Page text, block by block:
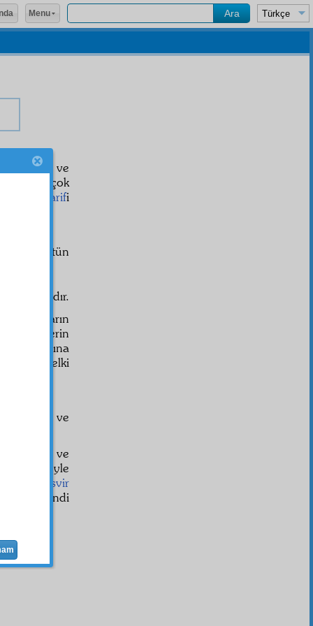
i kazanır ve
Ve çok
maarifi
ki, bütün
ı ayrıdır.
ki: Onların
lerin
u mutlakına
olmaz, belki
etrafında ve
'ta ve
daimî öyle
tasvir
kendi
Menu